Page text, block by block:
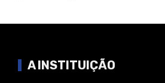
A INSTITUIÇÃO